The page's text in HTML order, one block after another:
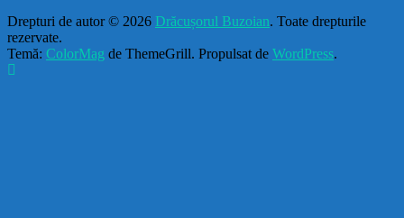
Drepturi de autor © 2026 Drăcușorul Buzoian. Toate drepturile
rezervate.
Temă: ColorMag de ThemeGrill. Propulsat de WordPress.